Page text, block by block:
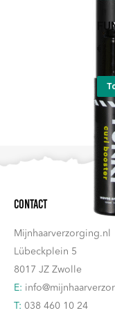
€
Contact
Mijnhaarverzorging.nl
Lübeckplein 5
8017 JZ Zwolle
E:
T: 038 460 10 24